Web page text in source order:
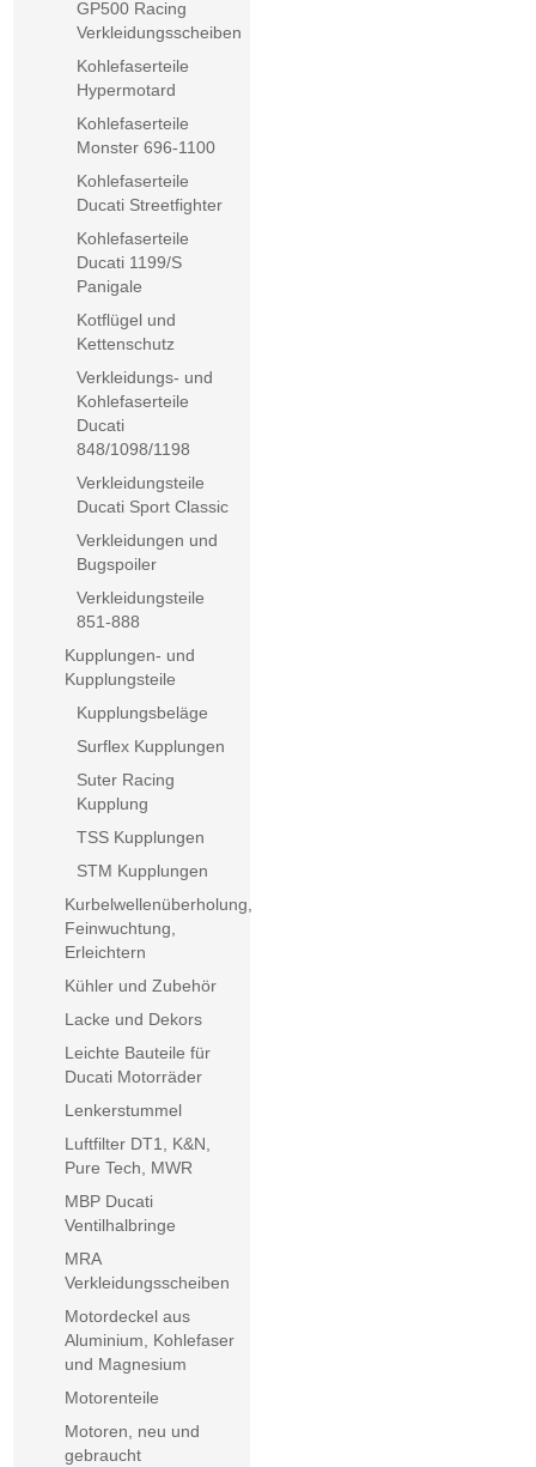
GP500 Racing
Verkleidungsscheiben
Kohlefaserteile
Hypermotard
Kohlefaserteile
Monster 696-1100
Kohlefaserteile
Ducati Streetfighter
Kohlefaserteile
Ducati 1199/S
Panigale
Kotflügel und
Kettenschutz
Verkleidungs- und
Kohlefaserteile
Ducati
848/1098/1198
Verkleidungsteile
Ducati Sport Classic
Verkleidungen und
Bugspoiler
Verkleidungsteile
851-888
Kupplungen- und
Kupplungsteile
Kupplungsbeläge
Surflex Kupplungen
Suter Racing
Kupplung
TSS Kupplungen
STM Kupplungen
Kurbelwellenüberholung,
Feinwuchtung,
Erleichtern
Kühler und Zubehör
Lacke und Dekors
Leichte Bauteile für
Ducati Motorräder
Lenkerstummel
Luftfilter DT1, K&N,
Pure Tech, MWR
MBP Ducati
Ventilhalbringe
MRA
Verkleidungsscheiben
Motordeckel aus
Aluminium, Kohlefaser
und Magnesium
Motorenteile
Motoren, neu und
gebraucht